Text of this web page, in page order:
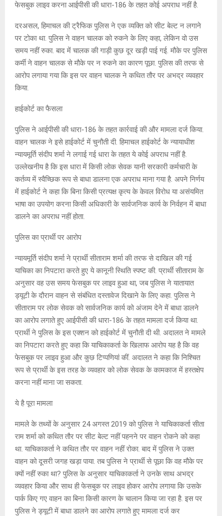
फेसबुक लाइव करना आईपीसी की धारा-186 के तहत कोई अपराध नहीं है.
दरअसल, हिमाचल की ट्रैफिक पुलिस ने एक व्यक्ति को सीट बेल्ट न लगाने
पर टोका था. पुलिस ने वाहन चालक को रुकने के लिए कहा, लेकिन वो उस
समय नहीं रुका. बाद में चालक की गाड़ी कुछ दूर खड़ी पाई गई. मौके पर पुलिस
कर्मी ने वाहन चालक से मौके पर न रुकने का कारण पूछा. पुलिस की तरफ से
आरोप लगाया गया कि इस पर वाहन चालक ने कथित तौर पर अभद्र व्यवहार
किया.
हाईकोर्ट का फैसला
पुलिस ने आईपीसी की धारा-186 के तहत कार्रवाई की और मामला दर्ज किया.
वाहन चालक ने इसे हाईकोर्ट में चुनौती दी. हिमाचल हाईकोर्ट के न्यायाधीश
न्यायमूर्ति संदीप शर्मा ने लगाई गई धारा के तहत ये कोई अपराध नहीं है.
उल्लेखनीय है कि इस धारा में किसी लोक सेवक यानी सरकारी कर्मचारी के
कर्तव्य में स्वैच्छिक रूप से बाधा डालना एक अपराध माना गया है. अपने निर्णय
में हाईकोर्ट ने कहा कि बिना किसी प्रत्यक्ष कृत्य के केवल विरोध या असंयमित
भाषा का उपयोग करना किसी अधिकारी के सार्वजनिक कार्य के निर्वहन में बाधा
डालने का अपराध नहीं होता.
पुलिस का प्रार्थी पर आरोप
न्यायमूर्ति संदीप शर्मा ने प्रार्थी सीताराम शर्मा की तरफ से दाखिल की गई
याचिका का निपटारा करते हुए ये कानूनी स्थिति स्पष्ट की. प्रार्थी सीताराम के
अनुसार वह उस समय फेसबुक पर लाइव हुआ था, जब पुलिस ने यातायात
ड्यूटी के दौरान वाहन से संबंधित दस्तावेज दिखाने के लिए कहा. पुलिस ने
सीताराम पर लोक सेवक को सार्वजनिक कार्य को अंजाम देने में बाधा डालने
का आरोप लगाते हुए आईपीसी की धारा-186 के तहत मामला दर्ज किया था.
प्रार्थी ने पुलिस के इस एक्शन को हाईकोर्ट में चुनौती दी थी. अदालत ने मामले
का निपटारा करते हुए कहा कि याचिकाकर्ता के खिलाफ आरोप यह है कि वह
फेसबुक पर लाइव हुआ और कुछ टिप्पणियां कीं. अदालत ने कहा कि निश्चित
रूप से प्रार्थी के इस तरह के व्यवहार को लोक सेवक के कामकाज में हस्तक्षेप
करना नहीं माना जा सकता.
ये है पूरा मामला
मामले के तथ्यों के अनुसार 24 अगस्त 2019 को पुलिस ने याचिकाकर्ता सीता
राम शर्मा को कथित तौर पर सीट बेल्ट नहीं पहनने पर वाहन रोकने को कहा
था. याचिकाकर्ता ने कथित तौर पर वाहन नहीं रोका. बाद में पुलिस ने उक्त
वाहन को दूसरी जगह खड़ा पाया. तब पुलिस ने प्रार्थी से पूछा कि वह मौके पर
क्यों नहीं रुका था? पुलिस के अनुसार याचिकाकर्ता ने उनके साथ अभद्र
व्यवहार किया और साथ ही फेसबुक पर लाइव होकर आरोप लगाया कि उसके
पार्क किए गए वाहन का बिना किसी कारण के चालान किया जा रहा है. इस पर
पुलिस ने ड्यूटी में बाधा डालने का आरोप लगाते हुए मामला दर्ज कर